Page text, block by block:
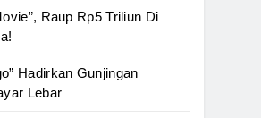
Raup Rp5 Triliun Di
Hadirkan Gunjingan
Lebar